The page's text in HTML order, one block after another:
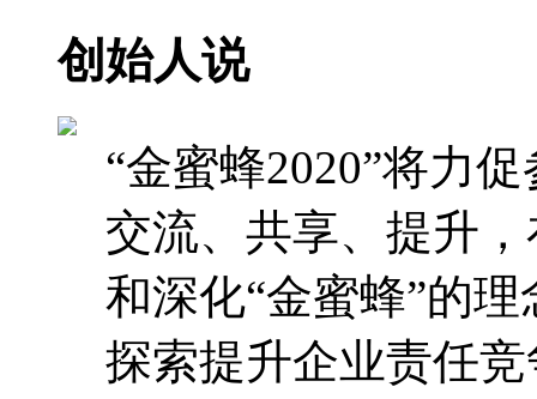
创始人说
“金蜜蜂2020”将力
交流、共享、提升
和深化“金蜜蜂”的
探索提升企业责任